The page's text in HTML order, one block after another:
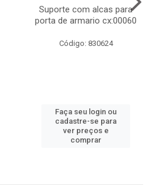
Suporte com alcas para
porta de armario cx:00060
Código: 830624
Faça seu login ou
cadastre-se para
ver preços e
comprar